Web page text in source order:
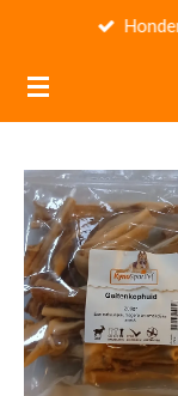
naar
de